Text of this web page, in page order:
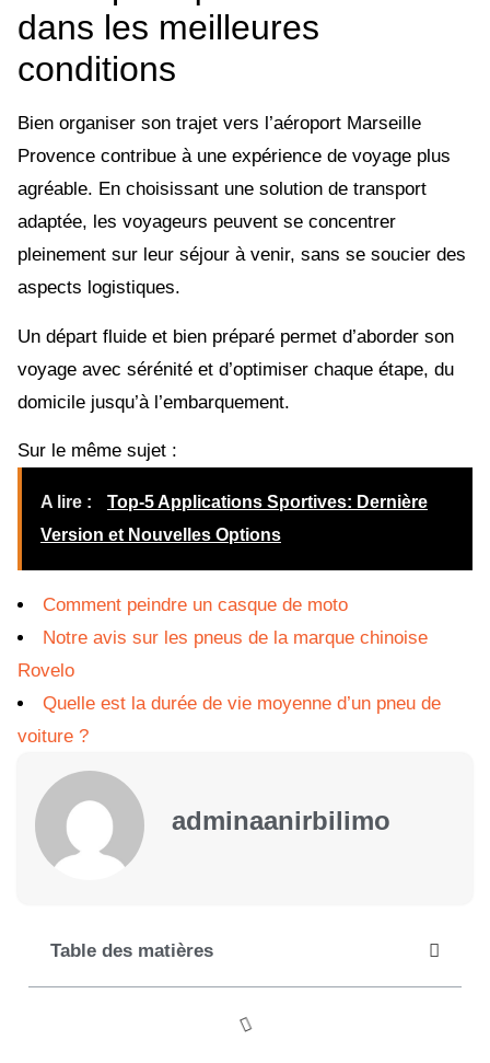
dans les meilleures
conditions
Bien organiser son trajet vers l’aéroport Marseille
Provence contribue à une expérience de voyage plus
agréable. En choisissant une solution de transport
adaptée, les voyageurs peuvent se concentrer
pleinement sur leur séjour à venir, sans se soucier des
aspects logistiques.
Un départ fluide et bien préparé permet d’aborder son
voyage avec sérénité et d’optimiser chaque étape, du
domicile jusqu’à l’embarquement.
Sur le même sujet :
A lire :
Top-5 Applications Sportives: Dernière
Version et Nouvelles Options
Comment peindre un casque de moto
Notre avis sur les pneus de la marque chinoise
Rovelo
Quelle est la durée de vie moyenne d’un pneu de
voiture ?
adminaanirbilimo
Table des matières